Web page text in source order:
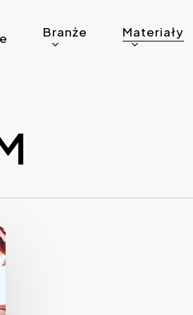
Branże Materiały